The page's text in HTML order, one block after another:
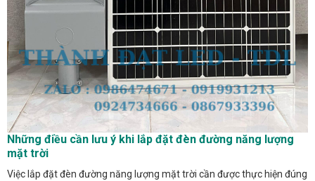
Những điều cần lưu ý khi lắp đặt đèn đường năng lượng
mặt trời
Việc lắp đặt đèn đường năng lượng mặt trời cần được thực hiện đúng